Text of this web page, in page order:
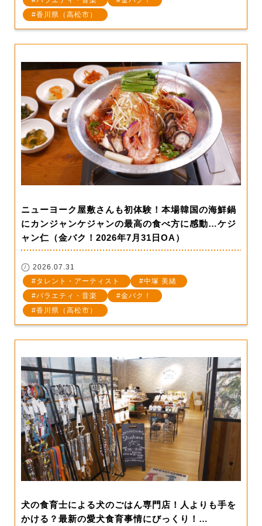
香川県（高松市）
ニューヨーク屋敷さんも初体験！本場韓国の海鮮鍋
にカンジャンケジャンの最高の食べ方に感動…ケジ
ャン仁（金バク！2026年7月31日OA）
2026.07.31
タレント・アーティスト
中塚 美緒
バラエティ・音楽
金バク！
香川県（高松市）
犬の食育士による犬のごはん専門店！人よりも手を
かける？最新の愛犬食育事情にびっくり！…